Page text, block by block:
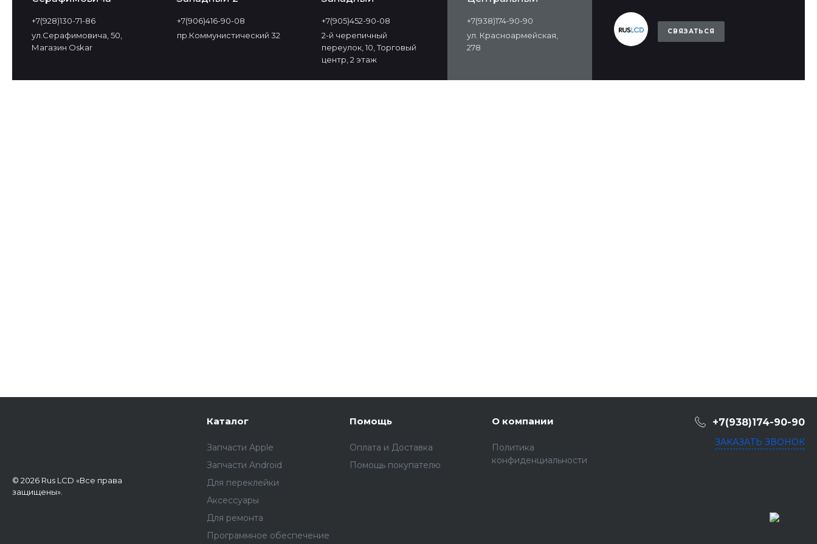
СВЯЗАТЬСЯ
+7(928)130-71-86
ул.Серафимовича, 50,
Магазин Oskar
+7(906)416-90-08
пр.Коммунистический 32
+7(905)452-90-08
2-й черепичный
переулок, 10, Торговый
центр, 2 этаж
+7(938)174-90-90
ул. Красноармейская,
278
© 2026 Rus LCD «Все права
защищены».
Каталог
Запчасти Apple
Запчасти Android
Для переклейки
Аксессуары
Для ремонта
Программное обеспечение
Помощь
Оплата и Доставка
Помощь покупателю
О компании
Политика
конфиденциальности
+7(938)174-90-90
ЗАКАЗАТЬ ЗВОНОК